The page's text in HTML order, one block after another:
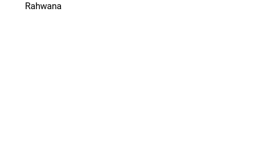
Rahwana